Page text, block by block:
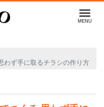
わず手に取るチラシの作り方